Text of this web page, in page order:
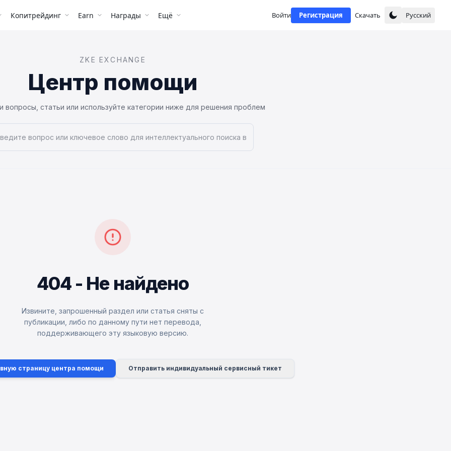
Копитрейдинг Earn Награды Ещё Войти Регистрация Скачать Русский
ZKE EXCHANGE
Центр помощи
вопросы, статьи или используйте категории ниже для решения проблем
404 - Не найдено
Извините, запрошенный раздел или статья сняты с
публикации, либо по данному пути нет перевода,
поддерживающего эту языковую версию.
страницу центра помощи Отправить индивидуальный сервисный тикет